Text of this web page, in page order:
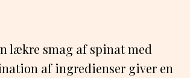
lækre smag af spinat med
af ingredienser giver en